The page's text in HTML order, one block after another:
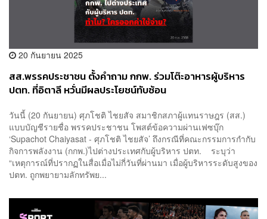
20 กันยายน 2025
สส.พรรคประชาชน ตั้งคำถาม กกพ. ร่วมโต๊ะอาหารผู้บริหาร
ปตท. ที่อิตาลี หวั่นมีผลประโยชน์ทับซ้อน
วันนี้ (20 กันยายน) ศุภโชติ ไชยสัจ สมาชิกสภาผู้แทนราษฎร (สส.)
แบบบัญชีรายชื่อ พรรคประชาชน โพสต์ข้อความผ่านเฟซบุ๊ก
‘Supachot Chaiyasat - ศุภโชติ ไชยสัจ’ ถึงกรณีที่คณะกรรมการกำกับ
กิจการพลังงาน (กกพ.)ไปต่างประเทศกับผู้บริหาร ปตท. ระบุว่า
“เหตุการณ์ที่ปรากฏในสื่อเมื่อไม่กี่วันที่ผ่านมา เมื่อผู้บริหารระดับสูงของ
ปตท. ถูกพยายามลักทรัพย...